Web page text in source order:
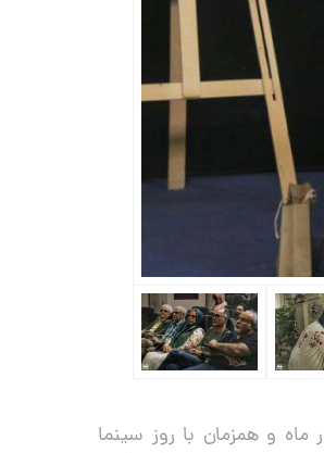
انجمن صنفی تهیه کنندگان مستند خانه سینما ۲۱ شهریور ماه و همزمان با روز سینما